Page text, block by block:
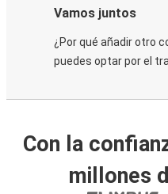
Vamos juntos
¿Por qué añadir otro
puedes optar por el
Con la
millones